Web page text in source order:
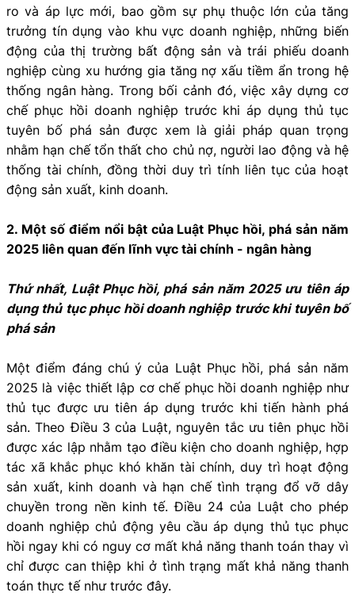
ro và áp lực mới, bao gồm sự phụ thuộc lớn của tăng
trưởng tín dụng vào khu vực doanh nghiệp, những biến
động của thị trường bất động sản và trái phiếu doanh
nghiệp cùng xu hướng gia tăng nợ xấu tiềm ẩn trong hệ
thống ngân hàng. Trong bối cảnh đó, việc xây dựng cơ
chế phục hồi doanh nghiệp trước khi áp dụng thủ tục
tuyên bố phá sản được xem là giải pháp quan trọng
nhằm hạn chế tổn thất cho chủ nợ, người lao động và hệ
thống tài chính, đồng thời duy trì tính liên tục của hoạt
động sản xuất, kinh doanh.
2. Một số điểm nổi bật của Luật Phục hồi, phá sản năm
2025 liên quan đến lĩnh vực tài chính - ngân hàng
Thứ nhất, Luật Phục hồi, phá sản năm 2025 ưu tiên áp
dụng thủ tục phục hồi doanh nghiệp trước khi tuyên bố
phá sản
Một điểm đáng chú ý của Luật Phục hồi, phá sản năm
2025 là việc thiết lập cơ chế phục hồi doanh nghiệp như
thủ tục được ưu tiên áp dụng trước khi tiến hành phá
sản. Theo Điều 3 của Luật, nguyên tắc ưu tiên phục hồi
được xác lập nhằm tạo điều kiện cho doanh nghiệp, hợp
tác xã khắc phục khó khăn tài chính, duy trì hoạt động
sản xuất, kinh doanh và hạn chế tình trạng đổ vỡ dây
chuyền trong nền kinh tế. Điều 24 của Luật cho phép
doanh nghiệp chủ động yêu cầu áp dụng thủ tục phục
hồi ngay khi có nguy cơ mất khả năng thanh toán thay vì
chỉ được can thiệp khi ở tình trạng mất khả năng thanh
toán thực tế như trước đây.